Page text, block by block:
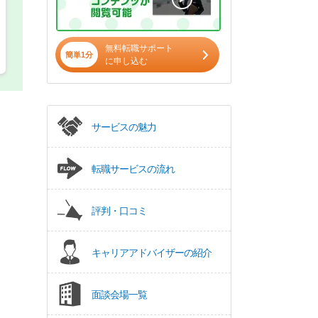
簡単1分
無料転職サポート
に申し込む
サービスの魅力
転職サービスの流れ
評判・口コミ
キャリアアドバイザーの紹介
面談会場一覧